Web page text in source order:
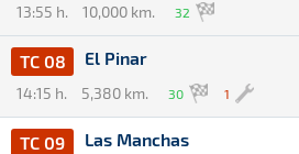
13:55 h. 10,000 km. 32
TC 08 El Pinar
14:15 h. 5,380 km. 30 1
TC 09 Las Manchas